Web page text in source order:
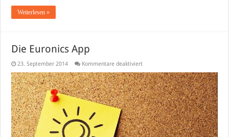
Weiterlesen »
Die Euronics App
23. September 2014 Kommentare deaktiviertfür
Euronics
App